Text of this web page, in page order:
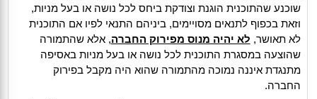
שוכנע שהתוכנית הוגנת וצודקת ביחס לכל נושה או בעל מניות,
וזאת בכפוף לתנאים מסויימים, ביניהם התנאי לפיו אם התוכנית
לא תאושר, לא יהיה מנוס מפירוק החברה, אלא שהתמורה
שהוצעה במסגרת התוכנית לכל נושה או בעל מניות באסיפה
מתנגדת איננה נמוכה מהתמורה שהוא היה מקבל בפירוק
החברה.